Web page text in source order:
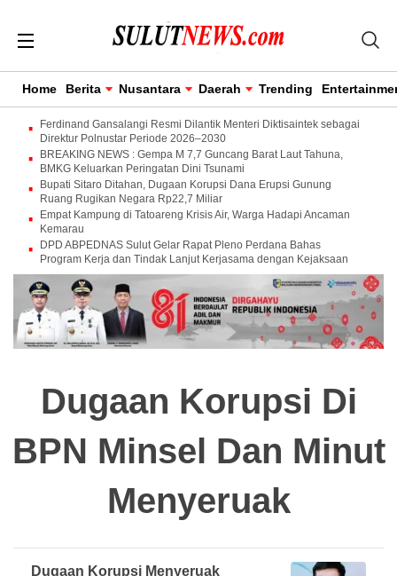
Home Berita Nusantara Daerah Trending
Ferdinand Gansalangi Resmi Dilantik Menteri Diktisaintek sebagai
Direktur Polnustar Periode 2026–2030
BREAKING NEWS : Gempa M 7,7 Guncang Barat Laut Tahuna,
BMKG Keluarkan Peringatan Dini Tsunami
Bupati Sitaro Ditahan, Dugaan Korupsi Dana Erupsi Gunung
Ruang Rugikan Negara Rp22,7 Miliar
Empat Kampung di Tatoareng Krisis Air, Warga Hadapi Ancaman
Kemarau
DPD ABPEDNAS Sulut Gelar Rapat Pleno Perdana Bahas
Program Kerja dan Tindak Lanjut Kerjasama dengan Kejaksaan
Dugaan Korupsi Di
BPN Minsel Dan Minut
Menyeruak
Dugaan Korupsi Menyeruak